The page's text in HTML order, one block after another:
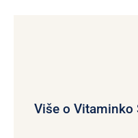
Više o Vitaminko